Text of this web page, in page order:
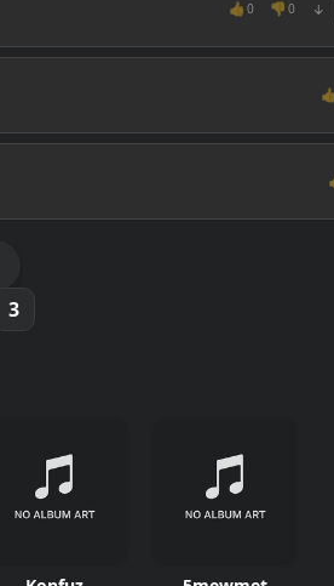
👍 0 👎 0 ↓
👍
3